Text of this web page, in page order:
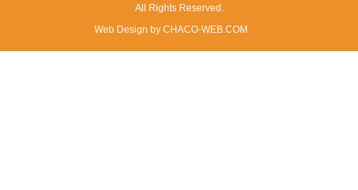
All Rights Reserved.
Web Design by CHACO-WEB.COM